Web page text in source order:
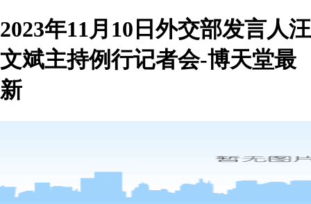
2023年11月10日外交部发言人汪
文斌主持例行记者会-博天堂最
新